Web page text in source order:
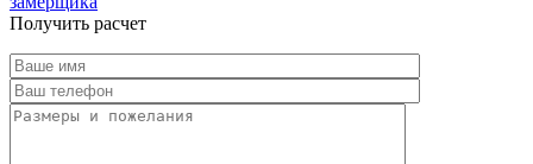
Получить расчет